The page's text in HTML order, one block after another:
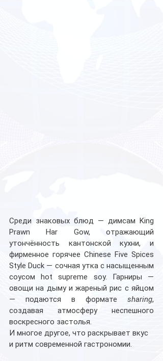
Среди знаковых блюд — димсам King
Prawn Har Gow, отражающий
утончённость кантонской кухни, и
фирменное горячее Chinese Five Spices
Style Duck — сочная утка с насыщенным
соусом hot supreme soy. Гарниры —
овощи на дыму и жареный рис с яйцом
— подаются в формате sharing,
создавая атмосферу неспешного
воскресного застолья.
И многое другое, что раскрывает вкус
и ритм современной гастрономии.